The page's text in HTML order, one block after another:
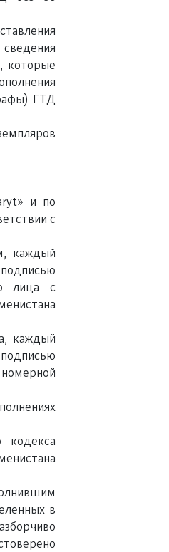
которые
ГТД
и по
с
каждый
лица с
каждый
кодекса
в